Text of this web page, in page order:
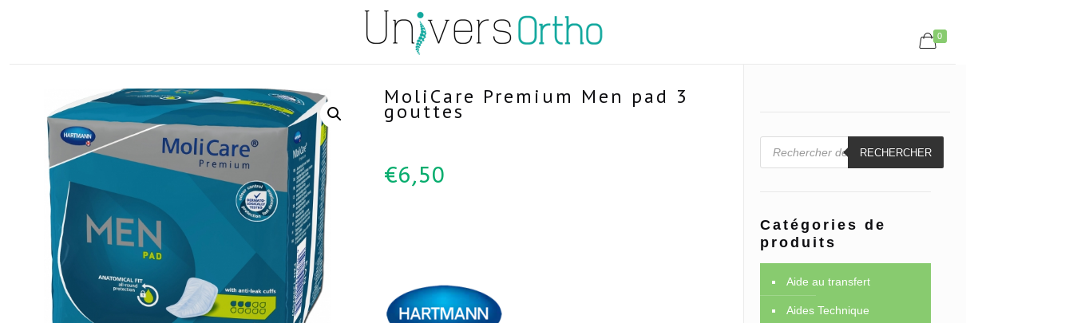
0
MoliCare Premium Men pad 3
gouttes
€6,50
Recherche
de
RECHERCHER
Catégories de
produits
Aide au transfert
Aides Technique